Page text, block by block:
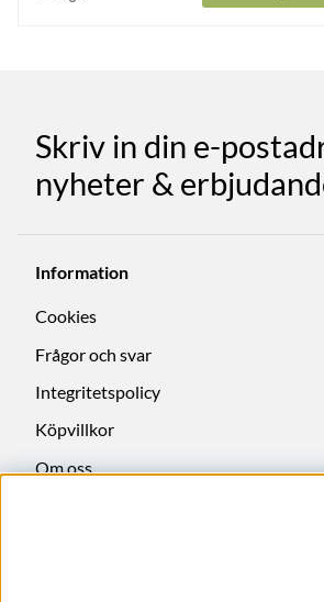
Skriv in din e-
nyheter &
Information
Cookies
Frågor och svar
Integritetspolicy
Köpvillkor
Om oss